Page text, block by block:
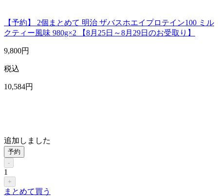
【予約】 2個まとめて 明治 ザバスホエイプロテイン100 ミル
クティー風味 980g×2 【8月25日～8月29日のお受取り】
9,800円
税込
10,584円
追加しました
予約
-
1
+
まとめて買う